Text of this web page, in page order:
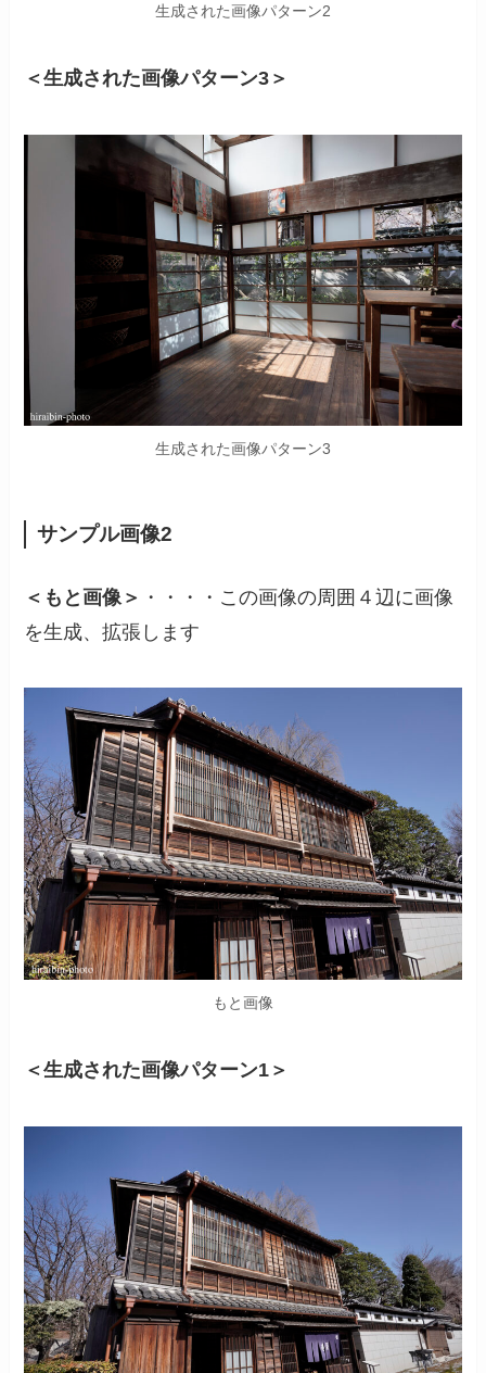
生成された画像パターン2
＜生成された画像パターン3＞
生成された画像パターン3
サンプル画像2
＜もと画像＞ ・・・・この画像の周囲４辺に画像
を生成、拡張します
もと画像
＜生成された画像パターン1＞